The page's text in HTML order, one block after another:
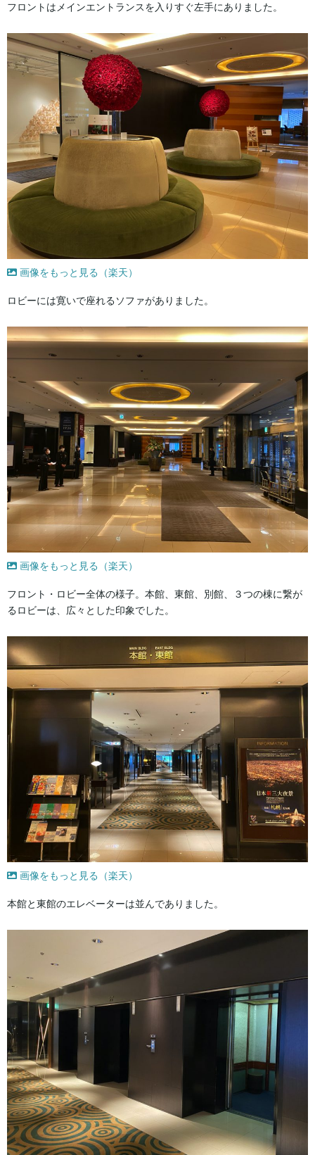
フロントはメインエントランスを入りすぐ左手にありました。
画像をもっと見る（楽天）
ロビーには寛いで座れるソファがありました。
画像をもっと見る（楽天）
フロント・ロビー全体の様子。本館、東館、別館、３つの棟に繋が
るロビーは、広々とした印象でした。
画像をもっと見る（楽天）
本館と東館のエレベーターは並んでありました。